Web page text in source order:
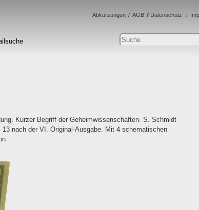
Abkürzungen AGB Datenschutz
Kurzer Begriff der Geheimwissenschaften. S. Schmidt
nach der VI. Original-Ausgabe. Mit 4 schematischen